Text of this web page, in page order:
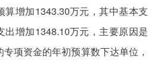
算增加1343.30万元，其中基本支
出增加1348.10万元，主要原因是
项资金的年初预算数下达单位，